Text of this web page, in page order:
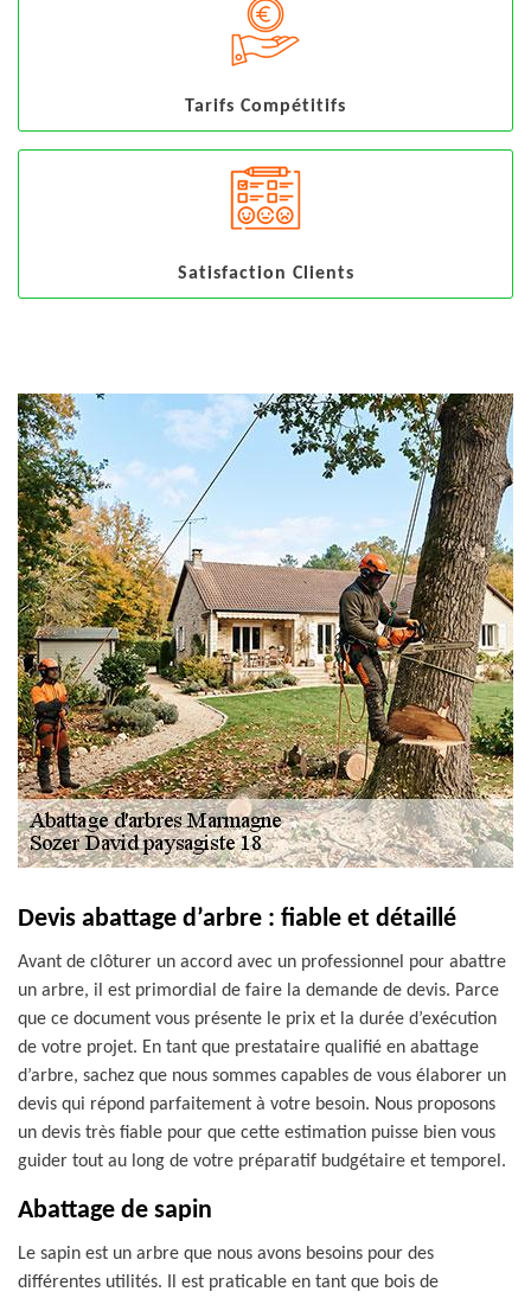
Tarifs Compétitifs
Satisfaction Clients
Devis abattage d’arbre : fiable et détaillé
Avant de clôturer un accord avec un professionnel pour abattre
un arbre, il est primordial de faire la demande de devis. Parce
que ce document vous présente le prix et la durée d’exécution
de votre projet. En tant que prestataire qualifié en abattage
d’arbre, sachez que nous sommes capables de vous élaborer un
devis qui répond parfaitement à votre besoin. Nous proposons
un devis très fiable pour que cette estimation puisse bien vous
guider tout au long de votre préparatif budgétaire et temporel.
Abattage de sapin
Le sapin est un arbre que nous avons besoins pour des
différentes utilités. Il est praticable en tant que bois de